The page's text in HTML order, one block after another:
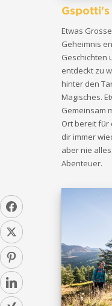
Etwas
Geheimnis
Geschichten
entdeckt zu
hinter den
Magisches.
Gemeinsam
Ort bereit für
dir immer
aber nie
Abenteuer.